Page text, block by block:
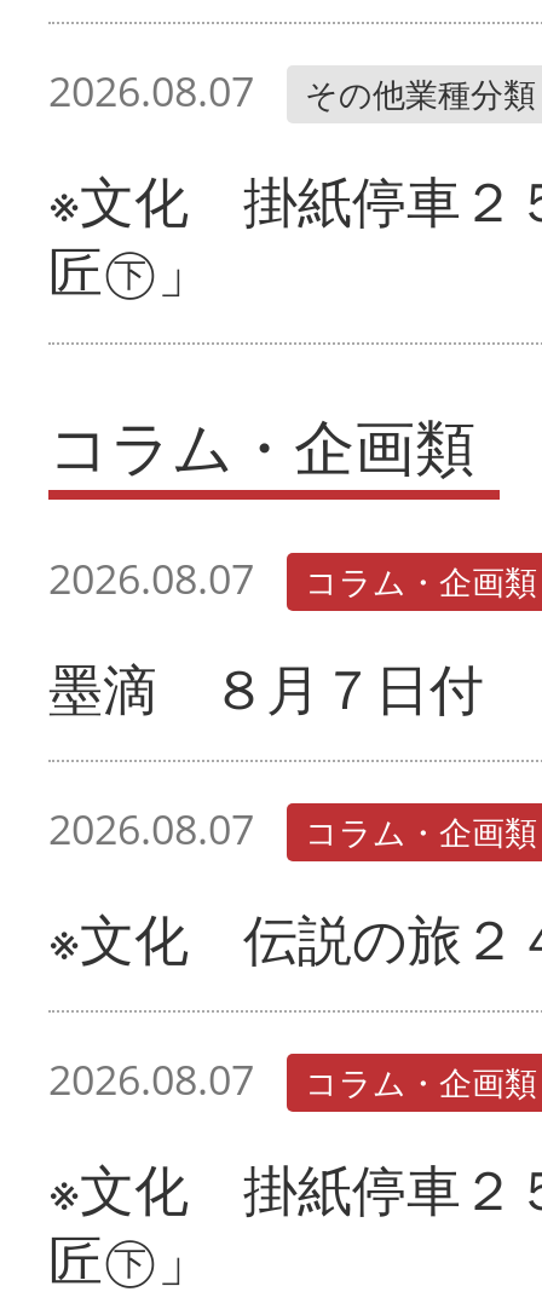
2026.08.07 その他業種分類
※文化 掛紙停車２
匠㊦」
コラム・企画類
2026.08.07 コラム・企画類
墨滴 ８月７日付
2026.08.07 コラム・企画類
※文化 伝説の旅２
2026.08.07 コラム・企画類
※文化 掛紙停車２
匠㊦」